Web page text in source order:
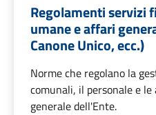
Regolamenti servizi
umane e affari
Canone Unico, ecc.)
Norme che regolano la
comunali, il personale e
generale dell'Ente.